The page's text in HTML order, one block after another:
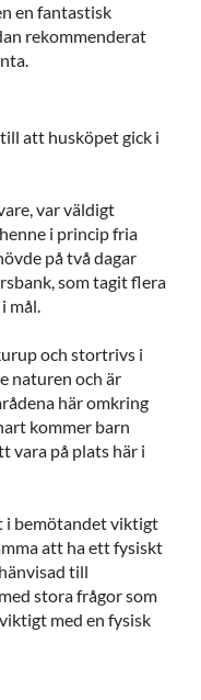
en fantastisk
rekommenderat
att husköpet gick i
var väldigt
i princip fria
på två dagar
som tagit flera
mål.
och stortrivs i
naturen och är
här omkring
kommer barn
vara på plats här i
i bemötandet viktigt
att ha ett fysiskt
till
stora frågor som
med en fysisk